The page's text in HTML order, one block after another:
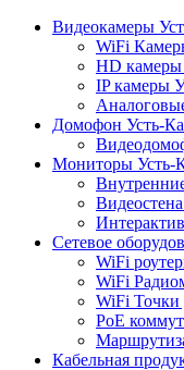
Видеокамеры
WiFi
HD камеры
IP камеры
Домофон Усть-
Мониторы Усть-
Сетевое
WiFi
WiFi
WiFi Точки
PoE
Кабельная